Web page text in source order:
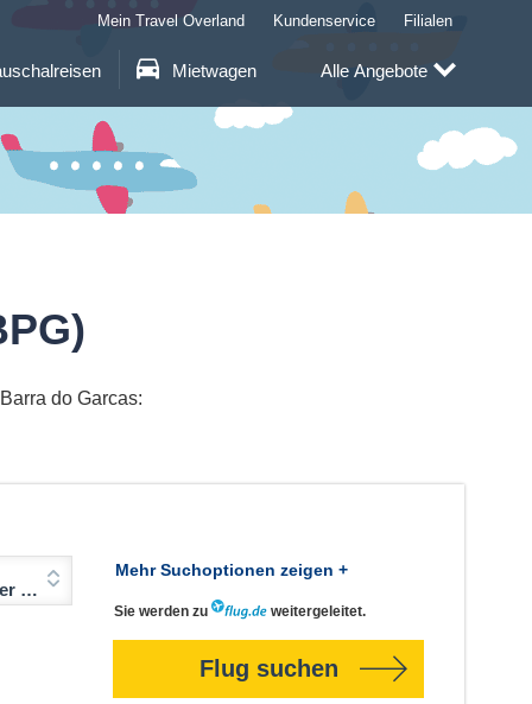
Mietwagen
Mein Travel Overland Kundenservice Filialen
Alle Angebote
do Garcas:
Mehr Suchoptionen zeigen +
Sie werden zu weitergeleitet.
Flug suchen